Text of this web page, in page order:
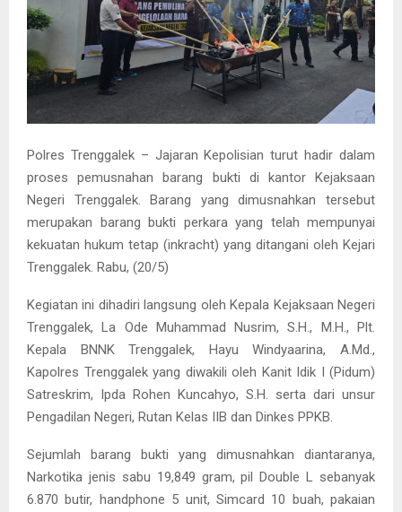
Polres Trenggalek – Jajaran Kepolisian turut hadir dalam
proses pemusnahan barang bukti di kantor Kejaksaan
Negeri Trenggalek. Barang yang dimusnahkan tersebut
merupakan barang bukti perkara yang telah mempunyai
kekuatan hukum tetap (inkracht) yang ditangani oleh Kejari
Trenggalek. Rabu, (20/5)
Kegiatan ini dihadiri langsung oleh Kepala Kejaksaan Negeri
Trenggalek, La Ode Muhammad Nusrim, S.H., M.H., Plt.
Kepala BNNK Trenggalek, Hayu Windyaarina, A.Md.,
Kapolres Trenggalek yang diwakili oleh Kanit Idik I (Pidum)
Satreskrim, Ipda Rohen Kuncahyo, S.H. serta dari unsur
Pengadilan Negeri, Rutan Kelas IIB dan Dinkes PPKB.
Sejumlah barang bukti yang dimusnahkan diantaranya,
Narkotika jenis sabu 19,849 gram, pil Double L sebanyak
6.870 butir, handphone 5 unit, Simcard 10 buah, pakaian